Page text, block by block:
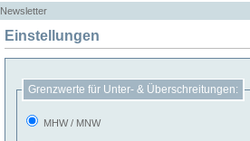
Newsletter
Einstellungen
Grenzwerte für Unter- & Überschreitungen:
MHW / MNW